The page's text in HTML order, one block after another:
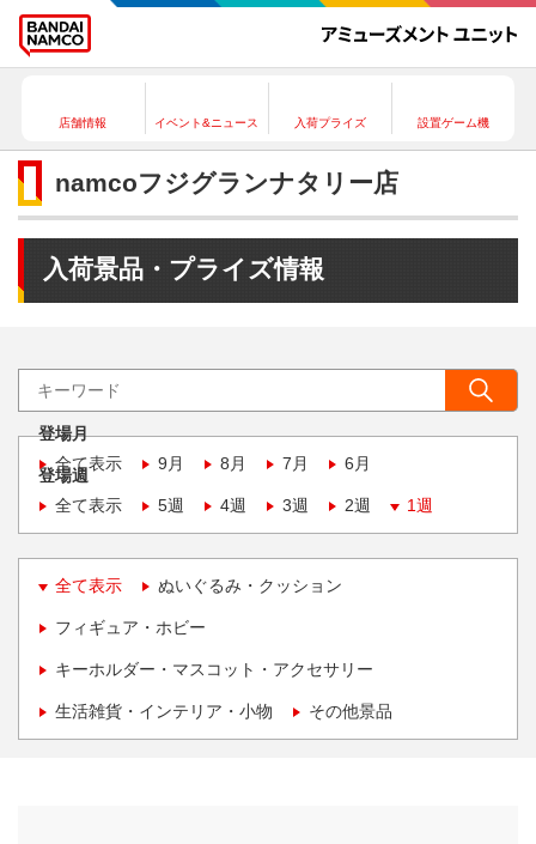
店舗情報 イベント&ニュース 入荷プライズ 設置ゲーム機
namcoフジグランナタリー店
入荷景品・プライズ情報
登場月
全て表示
9月 8月 7月 6月
登場週
全て表示
5週 4週 3週 2週 1週
全て表示 ぬいぐるみ・クッション
フィギュア・ホビー
キーホルダー・マスコット・アクセサリー
生活雑貨・インテリア・小物 その他景品